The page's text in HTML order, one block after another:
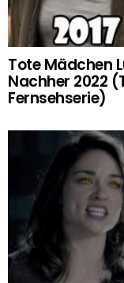
Tote Mädchen
Nachher 2022
Fernsehserie)